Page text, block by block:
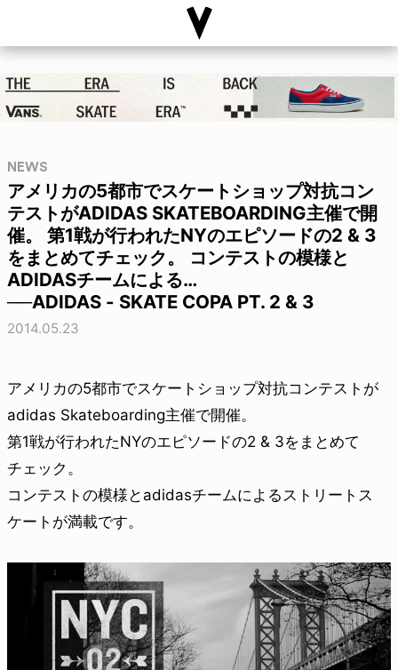
NEWS
アメリカの5都市でスケートショップ対抗コン
テストがADIDAS SKATEBOARDING主催で開
催。 第1戦が行われたNYのエピソードの2 & 3
をまとめてチェック。 コンテストの模様と
ADIDASチームによる…
──ADIDAS - SKATE COPA PT. 2 & 3
2014.05.23
アメリカの5都市でスケートショップ対抗コンテストが
adidas Skateboarding主催で開催。
第1戦が行われたNYのエピソードの2 & 3をまとめて
チェック。
コンテストの模様とadidasチームによるストリートス
ケートが満載です。